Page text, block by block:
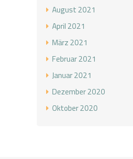
August 2021
April 2021
März 2021
Februar 2021
Januar 2021
Dezember 2020
Oktober 2020